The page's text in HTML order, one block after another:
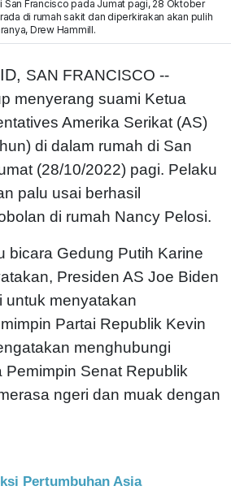
San Francisco pada Jumat pagi, 28 Oktober
di rumah sakit dan diperkirakan akan pulih
Drew Hammill.
SAN FRANCISCO --
menyerang suami Ketua
Amerika Serikat (AS)
di dalam rumah di San
(28/10/2022) pagi. Pelaku
palu usai berhasil
di rumah Nancy Pelosi.
bicara Gedung Putih Karine
Presiden AS Joe Biden
untuk menyatakan
Partai Republik Kevin
menghubungi
Pemimpin Senat Republik
ngeri dan muak dengan
Pertumbuhan Asia